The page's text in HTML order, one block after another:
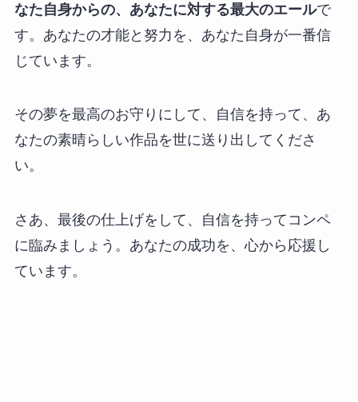
なた自身からの、あなたに対する最大のエールで
す。あなたの才能と努力を、あなた自身が一番信
じています。
その夢を最高のお守りにして、自信を持って、あ
なたの素晴らしい作品を世に送り出してくださ
い。
さあ、最後の仕上げをして、自信を持ってコンペ
に臨みましょう。あなたの成功を、心から応援し
ています。